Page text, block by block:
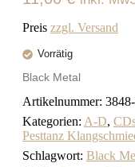
Preis zzgl. Versand
Vorrätig
Black Metal
Artikelnummer:
Kategorien: A-D,
Pesttanz
Schlagwort: Black